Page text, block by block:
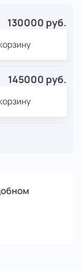
130000 руб.
145000 руб.